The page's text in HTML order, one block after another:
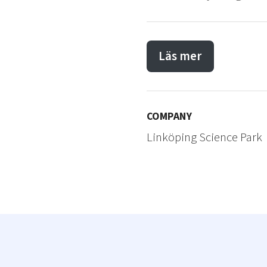
Läs mer
COMPANY
Linköping Science Park